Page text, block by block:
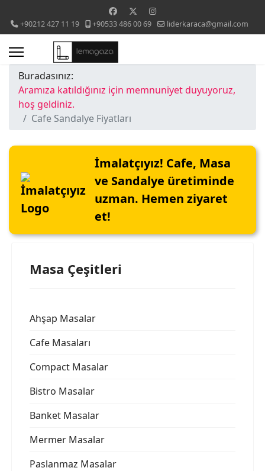
+90212 427 11 19 +90533 486 00 69 liderkaraca@gmail.com
Buradasınız:
Aramıza katıldığınız için memnuniyet duyuyoruz,
hoş geldiniz.
Cafe Sandalye Fiyatları
İmalatçıyız! Cafe, Masa
ve Sandalye üretiminde
uzman. Hemen ziyaret
et!
Masa Çeşitleri
Ahşap Masalar
Cafe Masaları
Compact Masalar
Bistro Masalar
Banket Masalar
Mermer Masalar
Paslanmaz Masalar